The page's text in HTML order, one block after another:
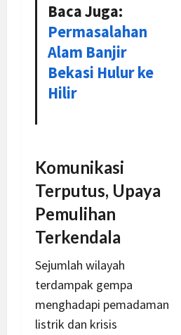
Baca Juga:
Permasalahan
Alam Banjir
Bekasi Hulur ke
Hilir
Komunikasi
Terputus, Upaya
Pemulihan
Terkendala
Sejumlah wilayah
terdampak gempa
menghadapi pemadaman
listrik dan krisis